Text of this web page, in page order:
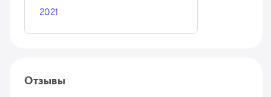
2021
Отзывы